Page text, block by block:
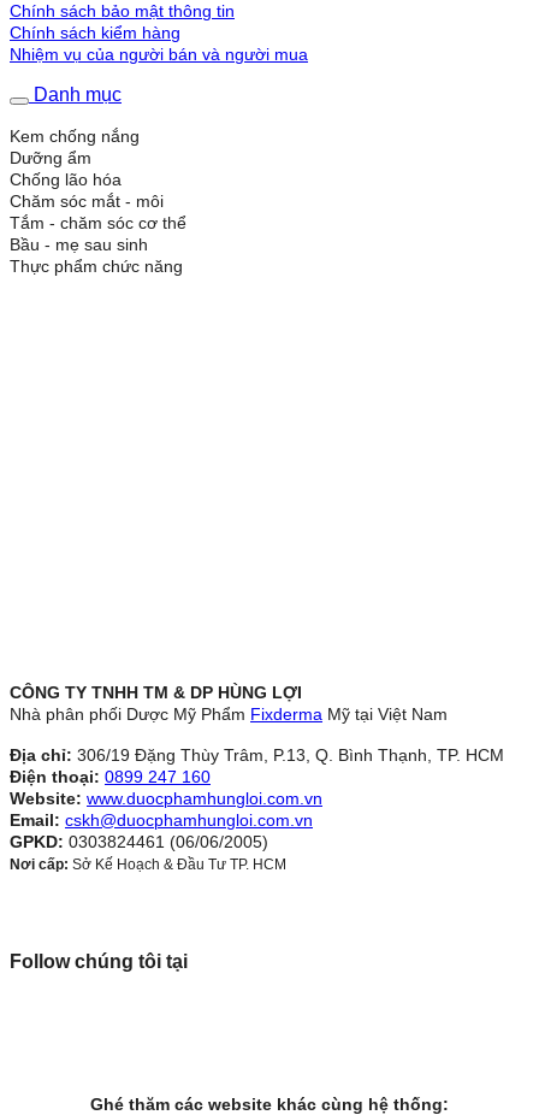
Chính sách bảo mật thông tin
Chính sách kiểm hàng
Nhiệm vụ của người bán và người mua
Danh mục
Kem chống nắng
Dưỡng ẩm
Chống lão hóa
Chăm sóc mắt - môi
Tắm - chăm sóc cơ thể
Bầu - mẹ sau sinh
Thực phẩm chức năng
CÔNG TY TNHH TM & DP HÙNG LỢI
Nhà phân phối Dược Mỹ Phẩm Fixderma Mỹ tại Việt Nam
Địa chỉ: 306/19 Đặng Thùy Trâm, P.13, Q. Bình Thạnh, TP. HCM
Điện thoại: 0899 247 160
Website: www.duocphamhungloi.com.vn
Email: cskh@duocphamhungloi.com.vn
GPKD: 0303824461 (06/06/2005)
Nơi cấp: Sở Kế Hoạch & Đầu Tư TP. HCM
Follow chúng tôi tại
Ghé thăm các website khác cùng hệ thống: